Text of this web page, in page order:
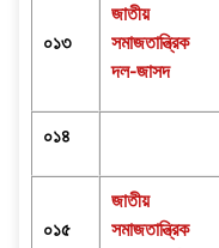
০১৩
জাতীয়
সমাজতান্ত্রিক
দল-জাসদ
০১৪
০১৫
জাতীয়
সমাজতান্ত্রিক